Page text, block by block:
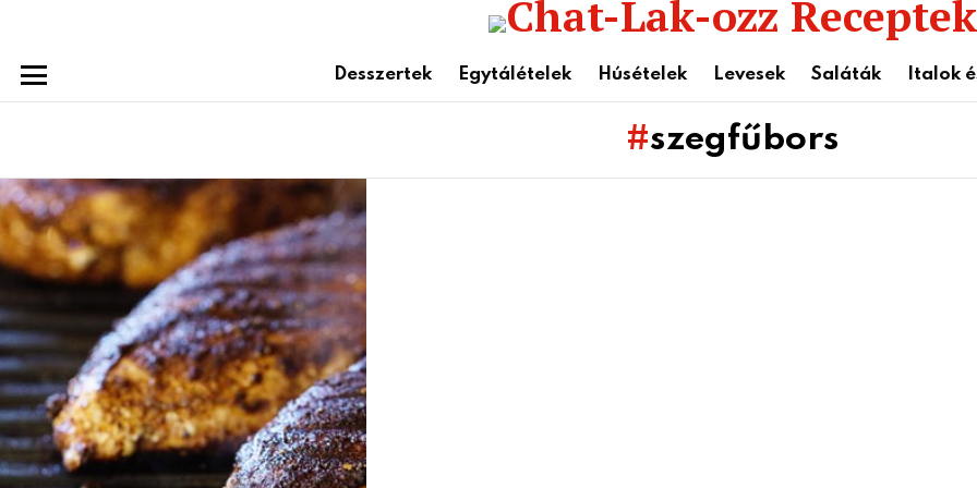
Desszertek Egytálételek Húsételek Levesek Saláták Italok
szegfűbors
Subterms
Latest
stories